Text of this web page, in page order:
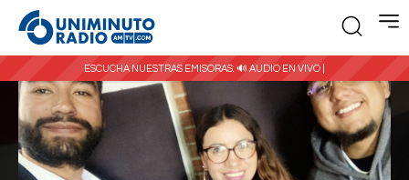
ESCUCHA NUESTRAS EMISORAS: 🔊 AUDIO EN VIVO |